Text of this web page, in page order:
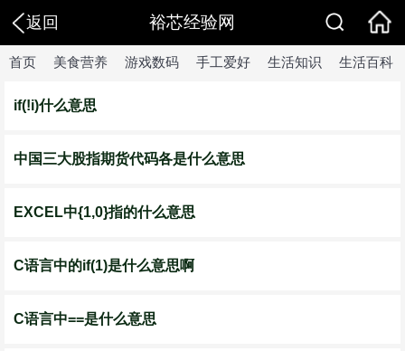
返回 裕芯经验网
首页 美食营养 游戏数码 手工爱好 生活知识 生活百科
if(!i)什么意思
中国三大股指期货代码各是什么意思
EXCEL中{1,0}指的什么意思
C语言中的if(1)是什么意思啊
C语言中==是什么意思